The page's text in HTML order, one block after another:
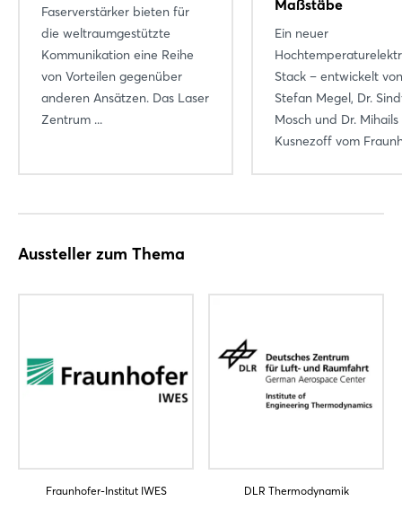
Faserverstärker bieten für
die weltraumgestützte
Kommunikation eine Reihe
von Vorteilen gegenüber
anderen Ansätzen. Das Laser
Zentrum ...
Maßstäbe
Ein neuer
Stack – entwickelt
Stefan Megel, Dr.
Mosch und Dr. Mihails
Kusnezoff vom
Aussteller zum Thema
Fraunhofer-Institut IWES DLR Thermodynamik
Einloggen